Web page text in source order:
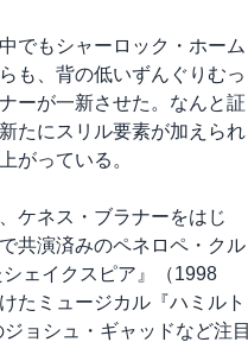
でもシャーロック・ホーム
も、背の低いずんぐりむっ
ーが一新させた。なんと証
たにスリル要素が加えられ
がっている。
ケネス・ブラナーをはじ
共演済みのペネロペ・クル
ェイクスピア』（1998
たミュージカル『ハミルト
ョシュ・ギャッドなど注目